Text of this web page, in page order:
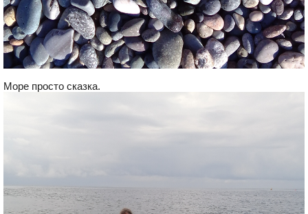
Море просто сказка.